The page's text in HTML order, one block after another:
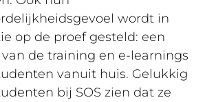
wordt in
op de proef gesteld: een
de training en e-learnings
vanuit huis. Gelukkig
bij SOS zien dat ze